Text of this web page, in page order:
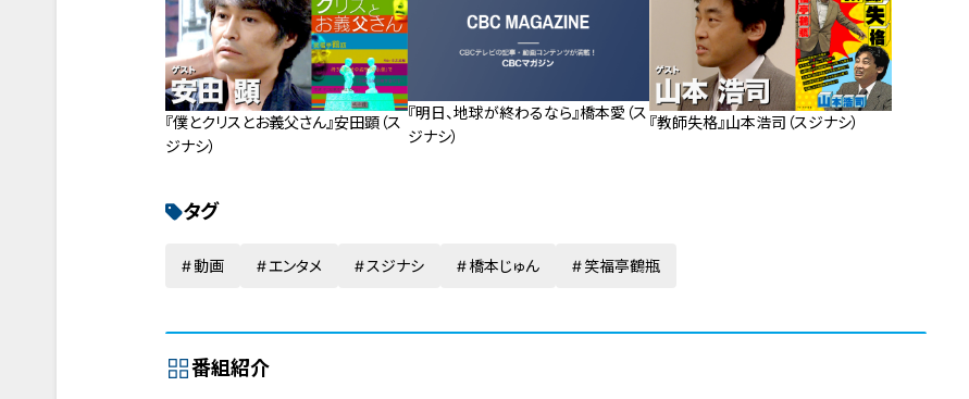
『僕とクリスとお義父さん』安田顕（ス
ジナシ）
『明日、地球が終わるなら』橋本愛（ス
ジナシ）
『教師失格』山本浩司（スジナシ）
タグ
動画 エンタメ スジナシ 橋本じゅん 笑福亭鶴瓶
番組紹介